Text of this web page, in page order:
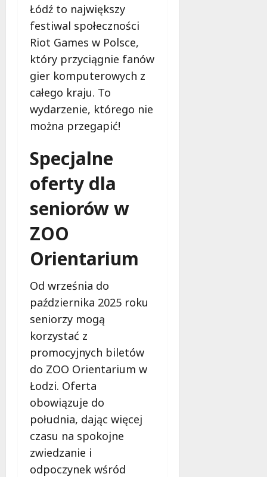
Łódź to największy
festiwal społeczności
Riot Games w Polsce,
który przyciągnie fanów
gier komputerowych z
całego kraju. To
wydarzenie, którego nie
można przegapić!
Specjalne
oferty dla
seniorów w
ZOO
Orientarium
Od września do
października 2025 roku
seniorzy mogą
korzystać z
promocyjnych biletów
do ZOO Orientarium w
Łodzi. Oferta
obowiązuje do
południa, dając więcej
czasu na spokojne
zwiedzanie i
odpoczynek wśród